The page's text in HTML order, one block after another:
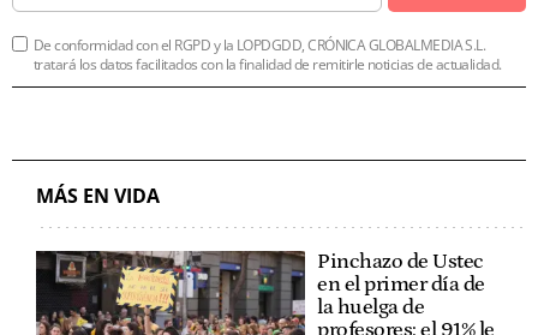
De conformidad con el RGPD y la LOPDGDD, CRÓNICA GLOBALMEDIA S.L.
tratará los datos facilitados con la finalidad de remitirle noticias de actualidad.
MÁS EN VIDA
Pinchazo de Ustec
en el primer día de
la huelga de
profesores: el 91% le